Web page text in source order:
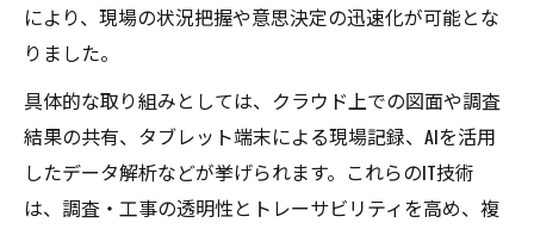
により、現場の状況把握や意思決定の迅速化が可能とな
りました。
具体的な取り組みとしては、クラウド上での図面や調査
結果の共有、タブレット端末による現場記録、AIを活用
したデータ解析などが挙げられます。これらのIT技術
は、調査・工事の透明性とトレーサビリティを高め、複